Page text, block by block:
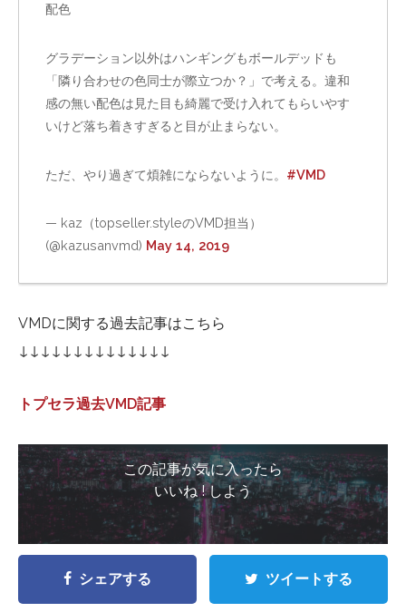
配色
グラデーション以外はハンギングもボールデッドも
「隣り合わせの色同士が際立つか？」で考える。違和
感の無い配色は見た目も綺麗で受け入れてもらいやす
いけど落ち着きすぎると目が止まらない。
ただ、やり過ぎて煩雑にならないように。 #VMD
— kaz（topseller.styleのVMD担当）
(@kazusanvmd) May 14, 2019
VMDに関する過去記事はこちら
↓↓↓↓↓↓↓↓↓↓↓↓↓↓
トプセラ過去VMD記事
この記事が気に入ったら
いいね ! しよう
シェアする ツイートする